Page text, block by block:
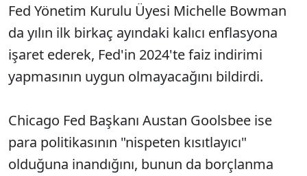
Fed Yönetim Kurulu Üyesi Michelle Bowman
da yılın ilk birkaç ayındaki kalıcı enflasyona
işaret ederek, Fed'in 2024'te faiz indirimi
yapmasının uygun olmayacağını bildirdi.
Chicago Fed Başkanı Austan Goolsbee ise
para politikasının "nispeten kısıtlayıcı"
olduğuna inandığını, bunun da borçlanma